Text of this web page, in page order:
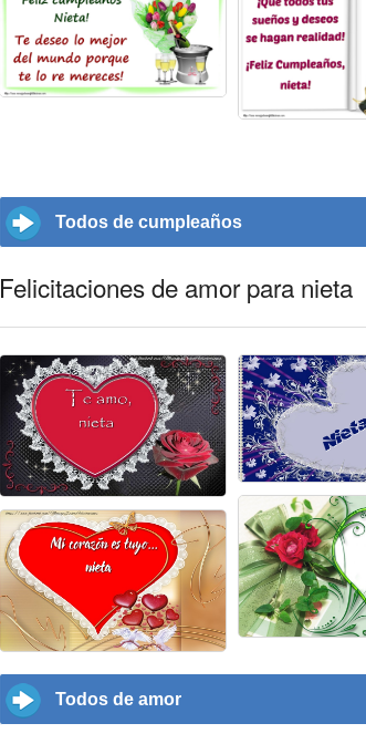
Todos de cumpleaños
Felicitaciones de amor para nieta
Todos de amor